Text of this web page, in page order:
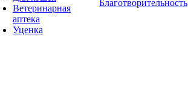
Ветеринарная
аптека
Уценка
Благотворительность